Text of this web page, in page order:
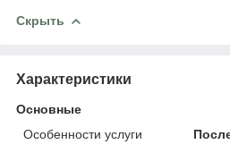
Скрыть
Характеристики
Основные
Особенности услуги